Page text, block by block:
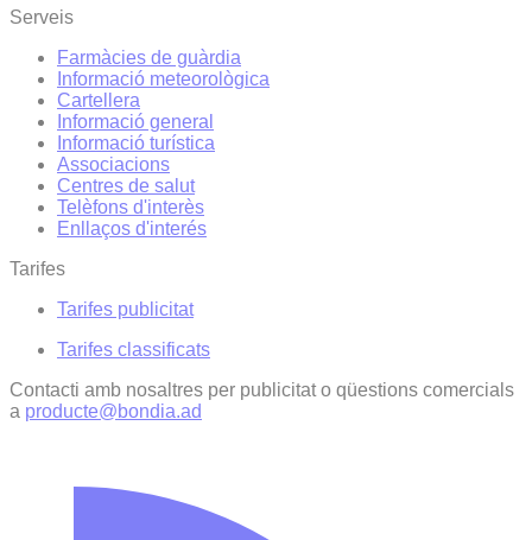
Serveis
Farmàcies de guàrdia
Informació meteorològica
Cartellera
Informació general
Informació turística
Associacions
Centres de salut
Telèfons d'interès
Enllaços d'interés
Tarifes
Tarifes publicitat
Tarifes classificats
Contacti amb nosaltres per publicitat o qüestions comercials
a producte@bondia.ad